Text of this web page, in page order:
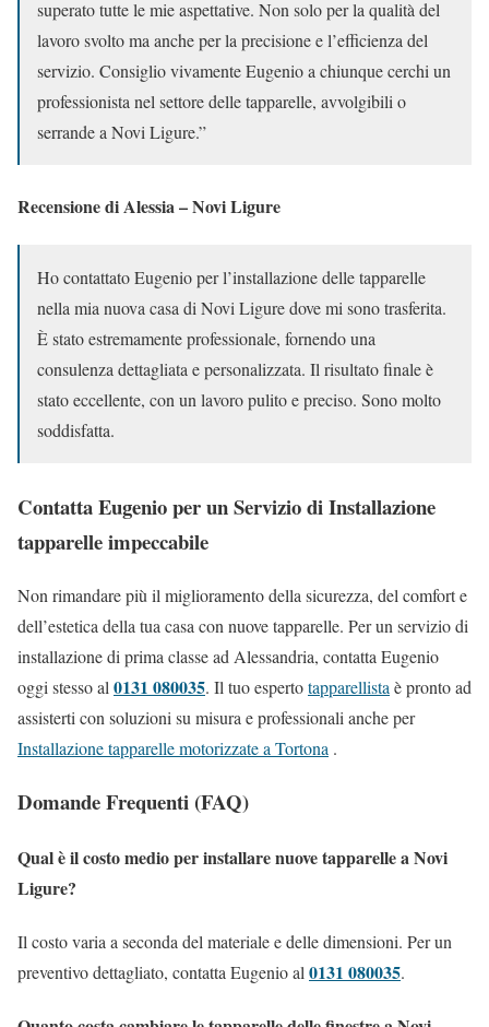
superato tutte le mie aspettative. Non solo per la qualità del
lavoro svolto ma anche per la precisione e l’efficienza del
servizio. Consiglio vivamente Eugenio a chiunque cerchi un
professionista nel settore delle tapparelle, avvolgibili o
serrande a Novi Ligure.”
Recensione di Alessia – Novi Ligure
Ho contattato Eugenio per l’installazione delle tapparelle
nella mia nuova casa di Novi Ligure dove mi sono trasferita.
È stato estremamente professionale, fornendo una
consulenza dettagliata e personalizzata. Il risultato finale è
stato eccellente, con un lavoro pulito e preciso. Sono molto
soddisfatta.
Contatta Eugenio per un Servizio di Installazione
tapparelle impeccabile
Non rimandare più il miglioramento della sicurezza, del comfort e
dell’estetica della tua casa con nuove tapparelle. Per un servizio di
installazione di prima classe ad Alessandria, contatta Eugenio
oggi stesso al 0131 080035. Il tuo espertotapparellista è pronto ad
assisterti con soluzioni su misura e professionali anche per
Installazione tapparelle motorizzate a Tortona .
Domande Frequenti (FAQ)
Qual è il costo medio per installare nuove tapparelle a Novi
Ligure?
Il costo varia a seconda del materiale e delle dimensioni. Per un
preventivo dettagliato, contatta Eugenio al 0131 080035.